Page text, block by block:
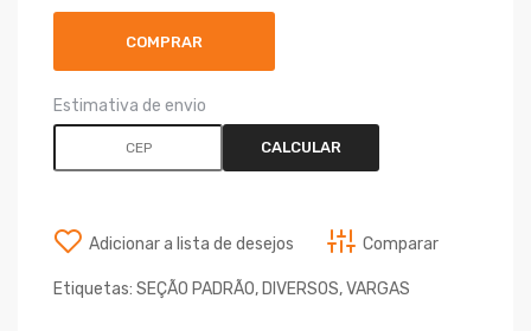
COMPRAR
Estimativa de envio
CALCULAR
Adicionar a lista de desejos Comparar
Etiquetas: SEÇÃO PADRÃO, DIVERSOS,VARGAS